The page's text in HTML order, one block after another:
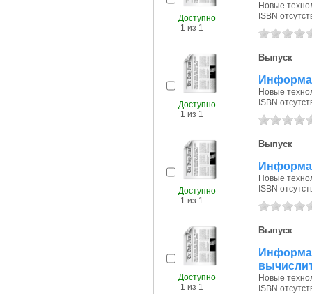
Доступно
1 из 1
Новые
ISBN
Доступно
1 из 1
Выпуск
Новые
ISBN
Доступно
1 из 1
Выпуск
Новые
ISBN
Доступно
1 из 1
Выпуск
Новые
ISBN